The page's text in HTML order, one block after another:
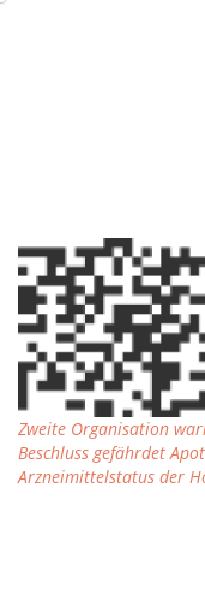
Zweite Organisation
Beschluss gefährdet
Arzneimittelstatus der